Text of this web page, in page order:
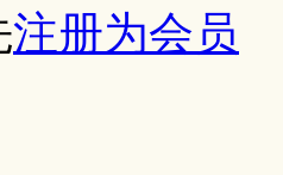
注册为会员